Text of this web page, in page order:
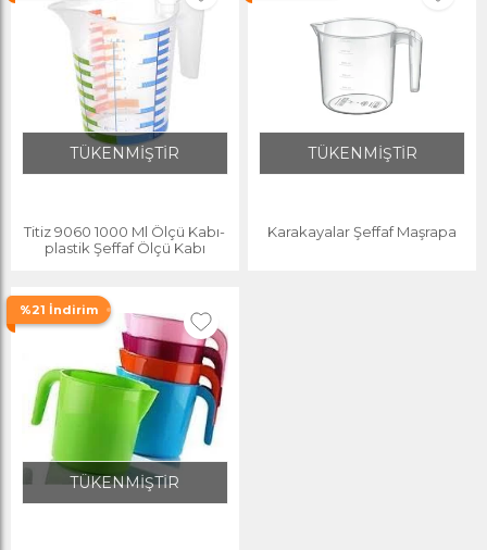
TÜKENMİŞTİR
Titiz 9060 1000 Ml Ölçü Kabı-
plastik Şeffaf Ölçü Kabı
TÜKENMİŞTİR
Karakayalar Şeffaf Maşrapa
%21 İndirim
TÜKENMİŞTİR